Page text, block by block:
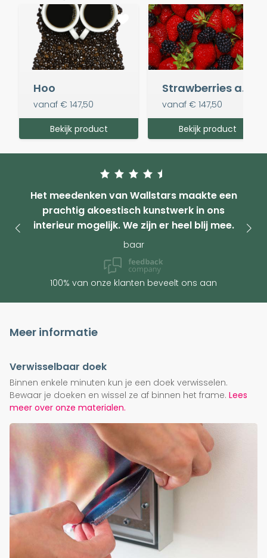
Hoo
vanaf € 147,50
Bekijk product
Strawberries and Blackberries
vanaf € 147,50
Bekijk product
Het meedenken van Wallstars maakte een
prachtig akoestisch kunstwerk in ons
interieur mogelijk. We zijn er heel blij mee.
baar
100% van onze klanten beveelt ons aan
Meer informatie
Verwisselbaar doek
Binnen enkele minuten kun je een doek verwisselen.
Bewaar je doeken en wissel ze af binnen het frame. Lees
meer over onze materialen.